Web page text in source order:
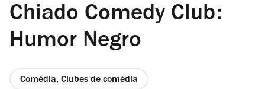
Chiado Comedy Club:
Humor Negro
Comédia, Clubes de comédia